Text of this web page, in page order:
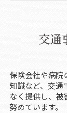
交通
保険会社や病院
知識など、交通
なく提供し、
努めています。